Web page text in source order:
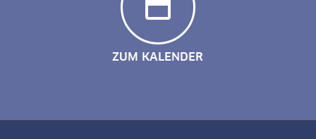
ZUM KALENDER